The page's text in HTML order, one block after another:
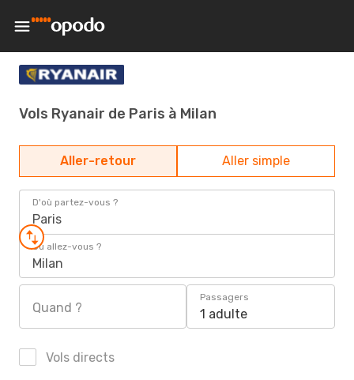
Vols Ryanair de Paris à Milan
Aller-retour Aller simple
D'où partez-vous ?
Paris
Où allez-vous ?
Milan
Quand ?
Passagers
1 adulte
Vols directs